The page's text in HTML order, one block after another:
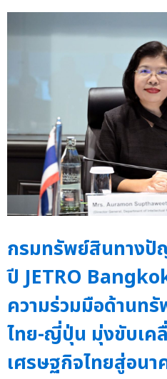
กรมทรัพย์สินทาง
ปี JETRO
ความร่วมมือด้านท
ไทย-ญี่ปุ่น มุ่งขับเค
เศรษฐกิจไทยสู่อนา